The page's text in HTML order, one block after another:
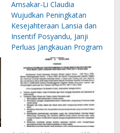
Amsakar-Li Claudia
Wujudkan Peningkatan
Kesejahteraan Lansia dan
Insentif Posyandu, Janji
Perluas Jangkauan Program